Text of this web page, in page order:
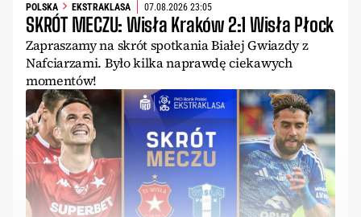
POLSKA EKSTRAKLASA 07.08.2026 23:05
SKRÓT MECZU: Wisła Kraków 2:1 Wisła Płock
Zapraszamy na skrót spotkania Białej Gwiazdy z
Nafciarzami. Było kilka naprawdę ciekawych
momentów!